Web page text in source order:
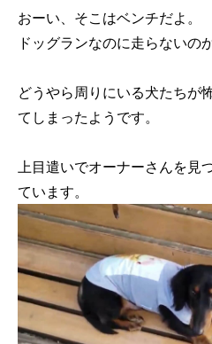
おーい、そこはベンチだよ。
ドッグランなのに走らないの
どうやら周りにいる犬たちが
てしまったようです。
上目遣いでオーナーさんを見
ています。